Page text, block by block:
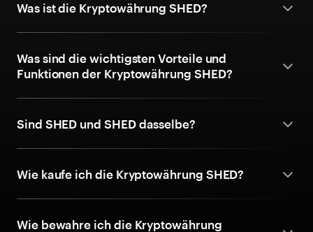
Was ist die Kryptowährung SHED?
Was sind die wichtigsten Vorteile und
Funktionen der Kryptowährung SHED?
Sind SHED und SHED dasselbe?
Wie kaufe ich die Kryptowährung SHED?
Wie bewahre ich die Kryptowährung